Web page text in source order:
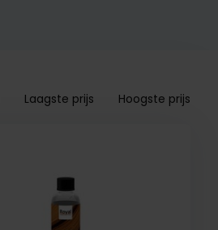
Laagste prijs Hoogste prijs